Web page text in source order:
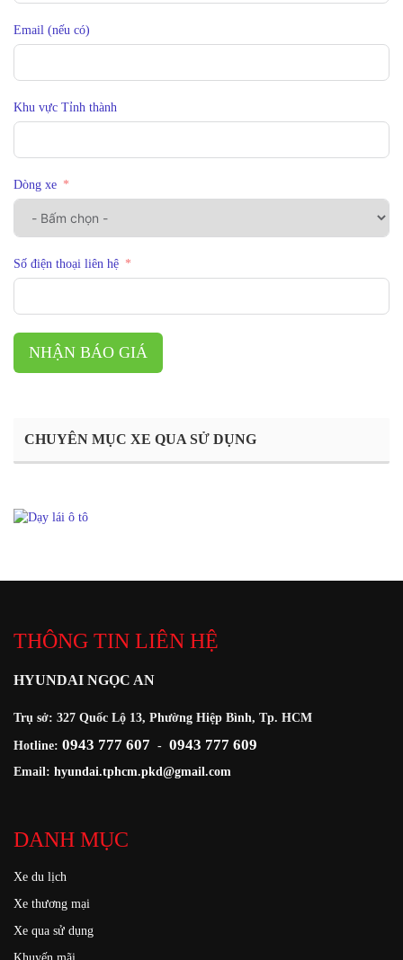
Email (nếu có)
Khu vực Tỉnh thành
Dòng xe
Số điện thoại liên hệ
NHẬN BÁO GIÁ
CHUYÊN MỤC XE QUA SỬ DỤNG
THÔNG TIN LIÊN HỆ
HYUNDAI NGỌC AN
Trụ sở: 327 Quốc Lộ 13, Phường Hiệp Bình, Tp. HCM
Hotline: 0943 777 607 - 0943 777 609
Email: hyundai.tphcm.pkd@gmail.com
DANH MỤC
Xe du lịch
Xe thương mại
Xe qua sử dụng